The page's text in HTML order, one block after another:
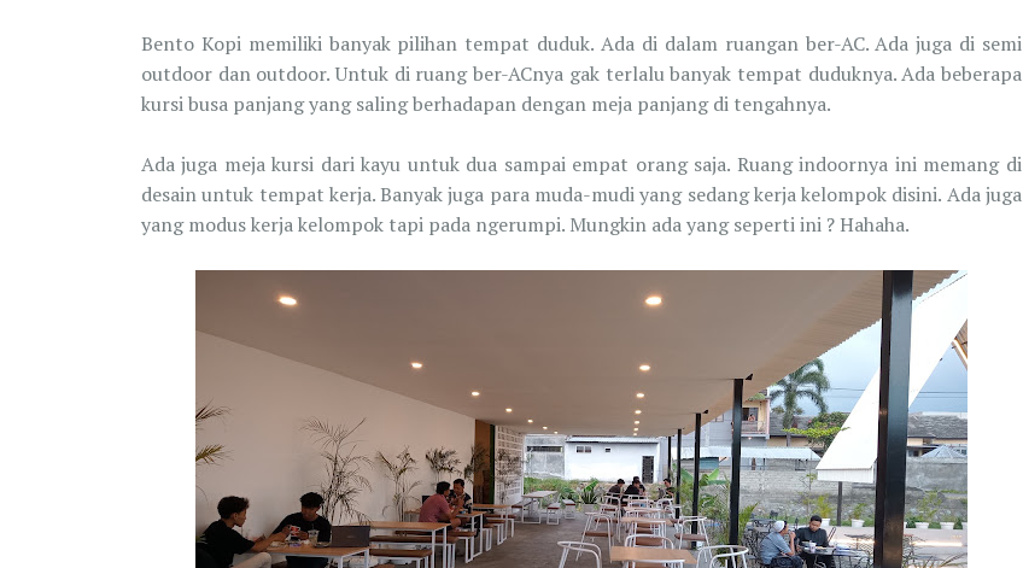
Bento Kopi memiliki banyak pilihan tempat duduk. Ada di dalam ruangan ber-AC. Ada juga di semi
outdoor dan outdoor. Untuk di ruang ber-ACnya gak terlalu banyak tempat duduknya. Ada beberapa
kursi busa panjang yang saling berhadapan dengan meja panjang di tengahnya.
Ada juga meja kursi dari kayu untuk dua sampai empat orang saja. Ruang indoornya ini memang di
desain untuk tempat kerja. Banyak juga para muda-mudi yang sedang kerja kelompok disini. Ada juga
yang modus kerja kelompok tapi pada ngerumpi. Mungkin ada yang seperti ini ? Hahaha.